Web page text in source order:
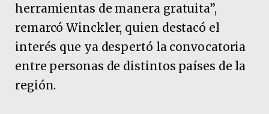
herramientas de manera gratuita”,
remarcó Winckler, quien destacó el
interés que ya despertó la convocatoria
entre personas de distintos países de la
región.